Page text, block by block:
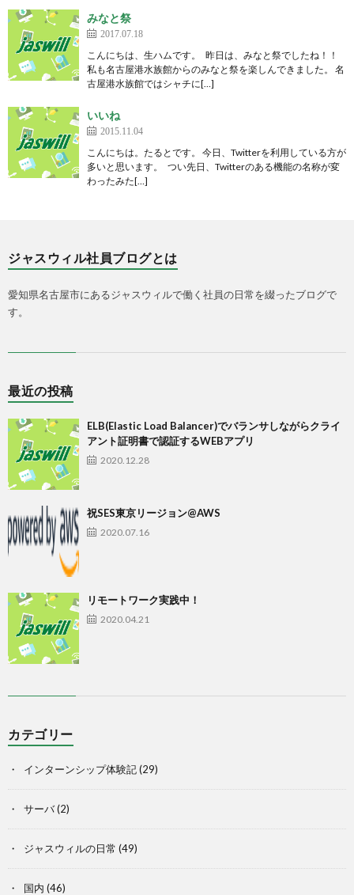
みなと祭
2017.07.18
こんにちは、生ハムです。 昨日は、みなと祭でしたね！！
私も名古屋港水族館からのみなと祭を楽しんできました。 名
古屋港水族館ではシャチに[…]
いいね
2015.11.04
こんにちは。たるとです。 今日、Twitterを利用している方が
多いと思います。 つい先日、Twitterのある機能の名称が変
わったみた[…]
ジャスウィル社員ブログとは
愛知県名古屋市にあるジャスウィルで働く社員の日常を綴ったブログで
す。
最近の投稿
ELB(Elastic Load Balancer)でバランサしながらクライ
アント証明書で認証するWEBアプリ
2020.12.28
祝SES東京リージョン@AWS
2020.07.16
リモートワーク実践中！
2020.04.21
カテゴリー
インターンシップ体験記(29)
サーバ(2)
ジャスウィルの日常 (49)
国内 (46)